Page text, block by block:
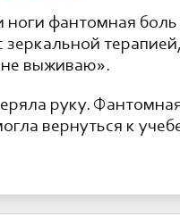
фантомная
выживаю».
руку.
вернуться к